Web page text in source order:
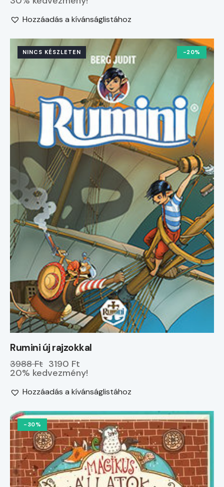
Hozzáadás a kívánságlistához
NINCS KÉSZLETEN -20%
Rumini új rajzokkal
3988 Ft 3190 Ft
20% kedvezmény!
Hozzáadás a kívánságlistához
-30%